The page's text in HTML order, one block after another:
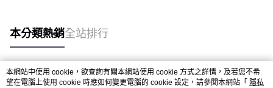
本分類熱銷全站排行
熱門標籤
本網站中使用 cookie，欲查詢有關本網站使用 cookie 方式之詳情，及若您不希
望在電腦上使用 cookie 時應如何變更電腦的 cookie 設定，請參閱本網站「 隱私